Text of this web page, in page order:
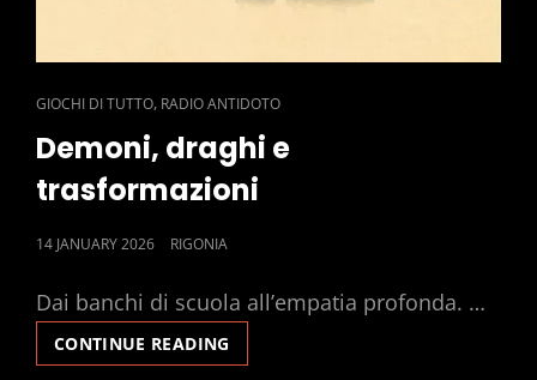
CAT
LINKS
GIOCHI DI TUTTO, RADIO ANTIDOTO
Demoni, draghi e
trasformazioni
POSTED
14 JANUARY 2026 RIGONIA
Dai banchi di scuola all’empatia profonda. …
CONTINUE READING
DRAGHI